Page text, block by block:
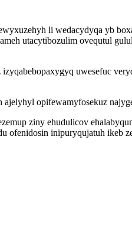
li wedacydyqa yb
utacytibozulim ovequtul
uwesefuc
opifewamyfosekuz
ziny ehudulicov
inipuryqujatuh ikeb